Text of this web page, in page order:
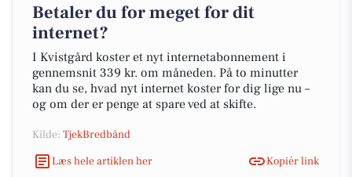
Betaler du for meget for dit
internet?
I Kvistgård koster et nyt internetabonnement i
gennemsnit 339 kr. om måneden. På to minutter
kan du se, hvad nyt internet koster for dig lige nu –
og om der er penge at spare ved at skifte.
Kilde: TjekBredbånd
Læs hele artiklen her
Kopiér link